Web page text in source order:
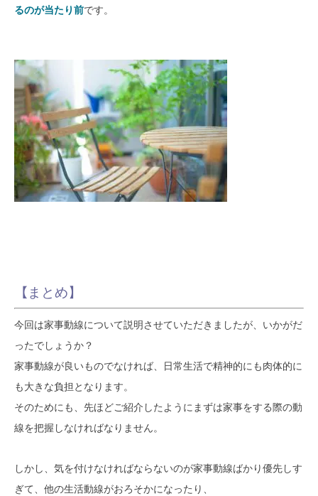
るのが当たり前です。
【 まとめ】
今回は家事動線について説明させていただきましたが、いかがだ
ったでしょうか？
家事動線が良いものでなければ、日常生活で精神的にも肉体的に
も大きな負担となります。
そのためにも、先ほどご紹介したようにまずは家事をする際の動
線を把握しなければなりません。
しかし、気を付けなければならないのが家事動線ばかり優先しす
ぎて、他の生活動線がおろそかになったり、